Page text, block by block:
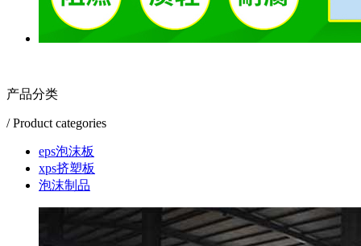
产品分类
/ Product categories
eps泡沫板
xps挤塑板
泡沫制品